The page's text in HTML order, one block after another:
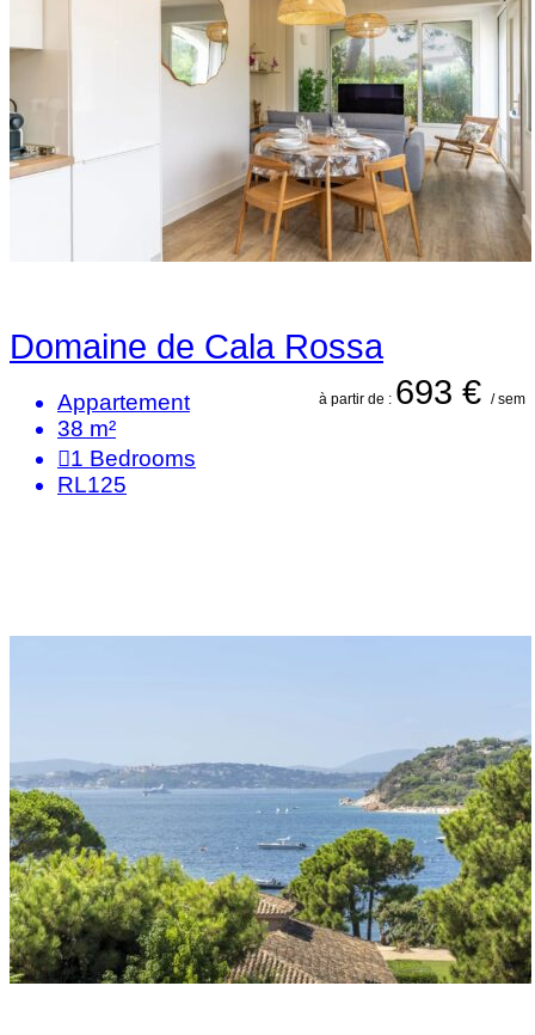
Domaine de Cala Rossa
à partir de : 693 € / sem
Appartement
38 m²
1 Bedrooms
RL125